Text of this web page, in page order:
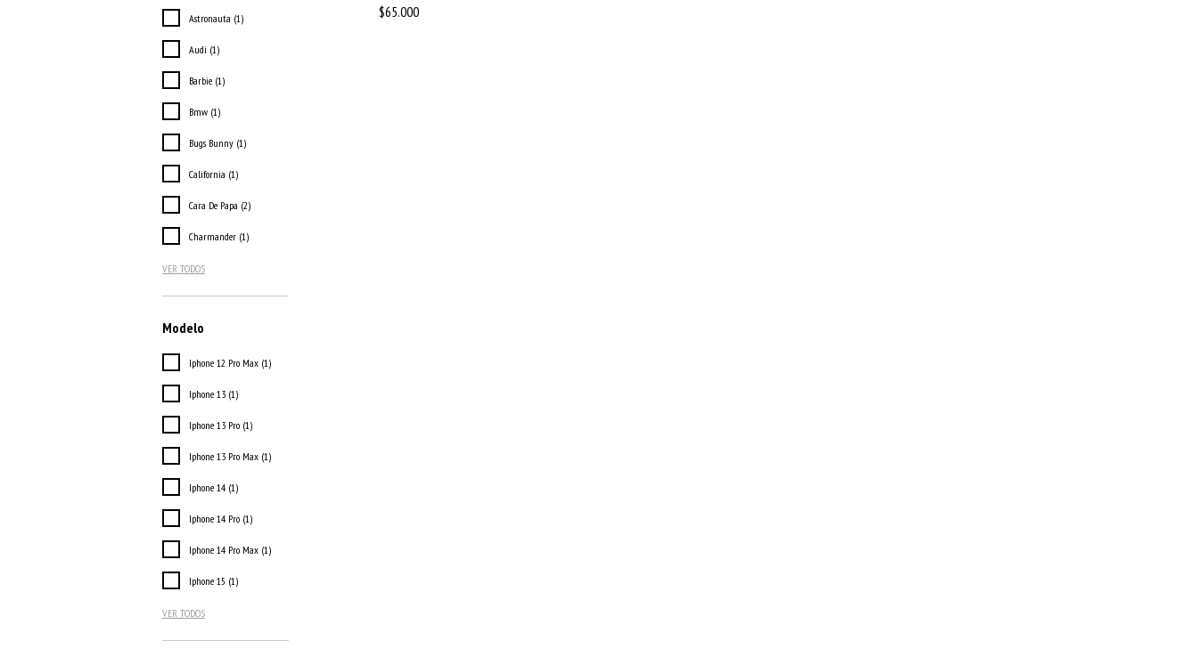
Astronauta (1)
Audi (1)
Barbie (1)
Bmw (1)
Bugs Bunny (1)
California (1)
Cara De Papa (2)
Charmander (1)
VER TODOS
Modelo
Iphone 12 Pro Max (1)
Iphone 13 (1)
Iphone 13 Pro (1)
Iphone 13 Pro Max (1)
Iphone 14 (1)
Iphone 14 Pro (1)
Iphone 14 Pro Max (1)
Iphone 15 (1)
VER TODOS
$65.000